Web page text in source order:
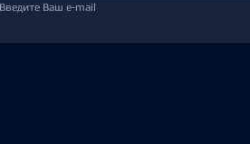
Введите Ваш e-mail